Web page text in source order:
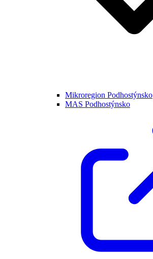
Mikroregion Podhostýnsko
MAS Podhostýnsko